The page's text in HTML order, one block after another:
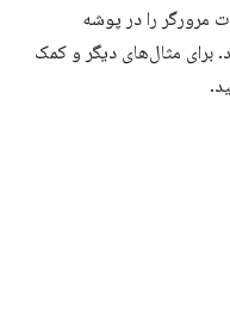
مرورگر را در پوشه
برای مثال‌های دیگر و کمک